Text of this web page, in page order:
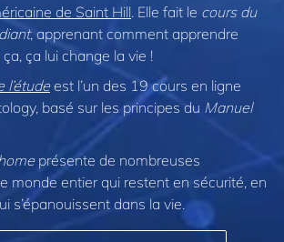
de Saint Hill. Elle fait le cours du
, apprenant comment apprendre
ça, ça lui change la vie !
l’étude est l’un des 19 cours en ligne
basé sur les principes du Manuel
présente de nombreuses
monde entier qui restent en sécurité, en
s’épanouissent dans la vie.